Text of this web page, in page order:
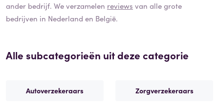
ander bedrijf. We verzamelen reviews van alle grote
bedrijven in Nederland en België.
Alle subcategorieën uit deze categorie
Autoverzekeraars Zorgverzekeraars